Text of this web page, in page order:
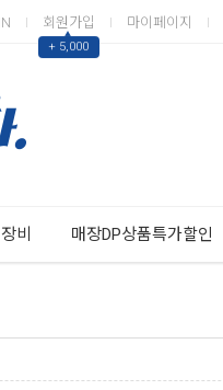
회원가입
▲
+ 5,000
마이페이지
비 매장DP상품특가할인